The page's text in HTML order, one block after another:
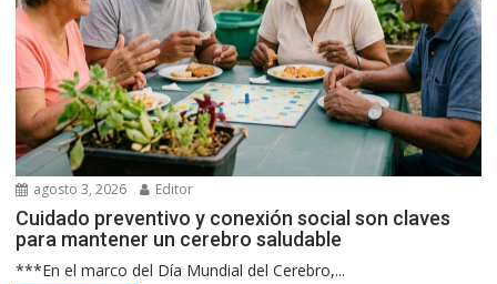
agosto 3, 2026 Editor
Cuidado preventivo y conexión social son claves
para mantener un cerebro saludable
***En el marco del Día Mundial del Cerebro,...